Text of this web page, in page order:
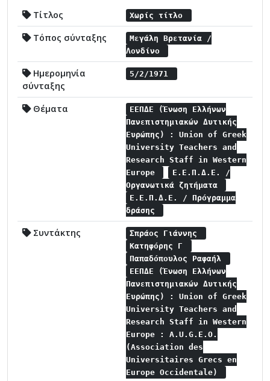
Τίτλος Χωρίς τίτλο
Τόπος σύνταξης
Μεγάλη Βρετανία /
Λονδίνο
Ημερομηνία
σύνταξης
5/2/1971
Θέματα
ΕΕΠΔΕ (Ένωση Ελλήνων
Πανεπιστημιακών Δυτικής
Ευρώπης) : Union of Greek
University Teachers and
Research Staff in Western
Europe
Ε.Ε.Π.Δ.Ε. /
Οργανωτικά ζητήματα
Ε.Ε.Π.Δ.Ε. / Πρόγραμμα
δράσης
Συντάκτης
Σπράος Γιάννης
Κατηφόρης Γ
Παπαδόπουλος Ραφαήλ
ΕΕΠΔΕ (Ένωση Ελλήνων
Πανεπιστημιακών Δυτικής
Ευρώπης) : Union of Greek
University Teachers and
Research Staff in Western
Europe : A.U.G.E.O.
(Association des
Universitaires Grecs en
Europe Occidentale)